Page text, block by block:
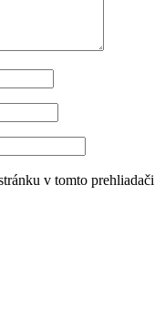
v tomto prehliadači